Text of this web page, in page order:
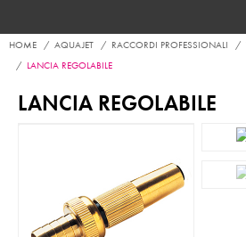
HOME AQUAJET RACCORDI PROFESSIONALI
LANCIA REGOLABILE
LANCIA REGOLABILE